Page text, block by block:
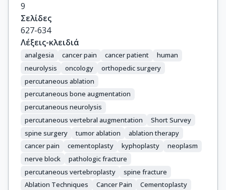
9
Σελίδες
627-634
Λέξεις-κλειδιά
analgesia cancer pain cancer patient
human
neurolysis
oncology
orthopedic surgery
percutaneous ablation
percutaneous bone augmentation
percutaneous neurolysis
percutaneous vertebral augmentation
Short Survey
spine surgery
tumor ablation
ablation therapy
cancer pain
cementoplasty kyphoplasty
neoplasm
nerve block
pathologic fracture
percutaneous vertebroplasty
spine fracture
Ablation Techniques
Cancer Pain
Cementoplasty